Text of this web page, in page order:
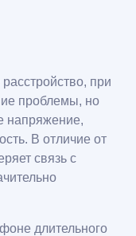
при
проблемы, но
напряжение,
В отличие от
связь с
длительного